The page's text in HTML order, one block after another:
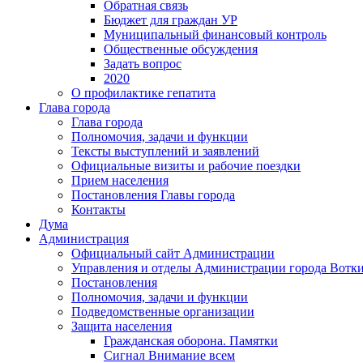
Обратная связь
Бюджет для граждан УР
Муниципальный финансовый контроль
Общественные обсуждения
Задать вопрос
2020
О профилактике гепатита
Глава города
Глава города
Полномочия, задачи и функции
Тексты выступлений и заявлений
Официальные визиты и рабочие поездки
Прием населения
Постановления Главы города
Контакты
Дума
Администрация
Официальный сайт Администрации
Управления и отделы Администрации города
Постановления
Полномочия, задачи и функции
Подведомственные организации
Защита населения
Гражданская оборона. Памятки
Сигнал Внимание всем